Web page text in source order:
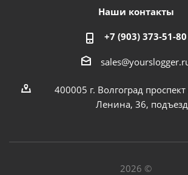
Наши контакты
+7 (903) 373-51-80
400005 г. Волгоград
Ленина, 36,
2026 ©